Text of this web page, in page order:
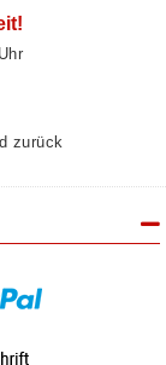
zurück